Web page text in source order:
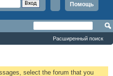
Помощь
Расширенный поиск
select the forum that you